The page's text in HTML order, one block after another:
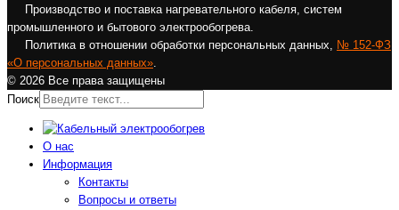
Производство и поставка нагревательного кабеля, систем
промышленного и бытового электрообогрева.
Политика в отношении обработки персональных данных, № 152-ФЗ
«О персональных данных».
© 2026 Все права защищены
Поиск
О нас
Информация
Контакты
Вопросы и ответы